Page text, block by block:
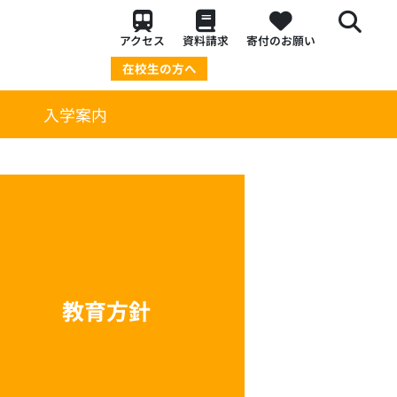
アクセス 資料請求 寄付のお願い
在校生の方へ
入学案内
教育方針